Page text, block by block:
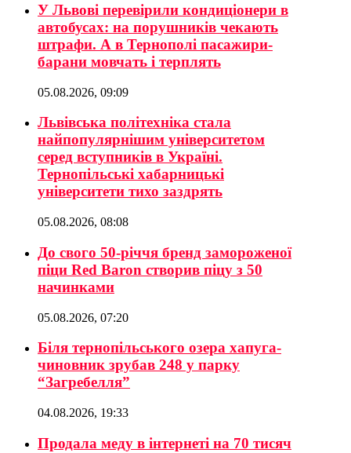
У Львові перевірили кондиціонери в
автобусах: на порушників чекають
штрафи. А в Тернополі пасажири-
барани мовчать і терплять
05.08.2026, 09:09
Львівська політехніка стала
найпопулярнішим університетом
серед вступників в Україні.
Тернопільські хабарницькі
університети тихо заздрять
05.08.2026, 08:08
До свого 50-річчя бренд замороженої
піци Red Baron створив піцу з 50
начинками
05.08.2026, 07:20
Біля тернопільського озера хапуга-
чиновник зрубав 248 у парку
“Загребелля”
04.08.2026, 19:33
Продала меду в інтернеті на 70 тисяч